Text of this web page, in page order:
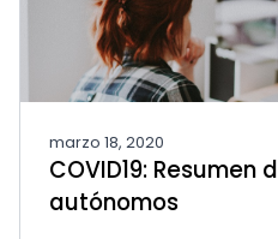
marzo 18, 2020
COVID19:
autónomos